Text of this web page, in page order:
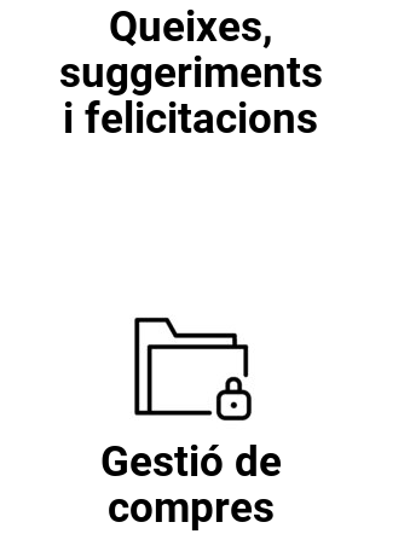
Queixes,
suggeriments
i felicitacions
Gestió de
compres